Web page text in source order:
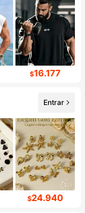
$16.177
Entrar
$24.940